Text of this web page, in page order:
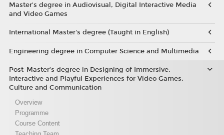
Master's degree in Audiovisual, Digital Interactive Media
and Video Games
International Master's degree (Taught in English)
Engineering degree in Computer Science and Multimedia
Post-Master’s degree in Designing of Immersive,
Interactive and Playful Experiences for Video Games,
Culture and Communication
Overview
Programme
Course Content